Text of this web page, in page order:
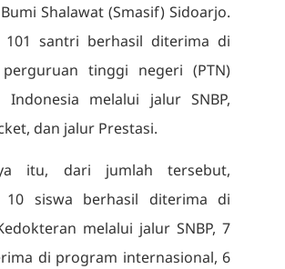
Shalawat (Smasif) Sidoarjo.
101 santri berhasil diterima di
tinggi negeri (PTN)
melalui jalur SNBP,
dan jalur Prestasi.
itu, dari jumlah tersebut,
10 siswa berhasil diterima di
melalui jalur SNBP, 7
di program internasional, 6